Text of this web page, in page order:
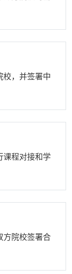
校，并签署中
课程对接和学
方院校签署合